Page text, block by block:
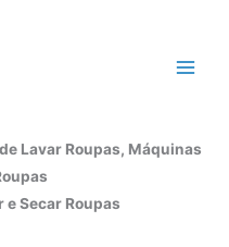
Lavar Roupas, Máquinas
e Secar Roupas